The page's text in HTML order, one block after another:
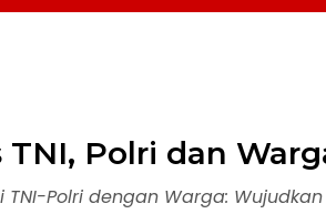
TNI, Polri dan
TNI-Polri dengan Warga: